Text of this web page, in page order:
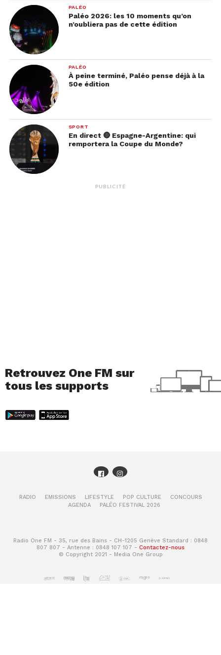
PALÉO
Paléo 2026: les 10 moments qu’on
n’oubliera pas de cette édition
PALÉO
À peine terminé, Paléo pense déjà à la
50e édition
SPORT
En direct 🔴 Espagne-Argentine: qui
remportera la Coupe du Monde?
PUBLICITÉ
Retrouvez One FM sur
tous les supports
RADIO EMISSIONS LIFESTYLE POP CULTURE
CONCOURS
AGENDA
PALÉO FESTIVAL 2026
Radio One FM - 35, rue des Bains - CH-1205 Genève Standard : 0848
807 807 - Antenne : 0848 107 107 - Contactez-nous
© Copyright 2021 - Media One Group